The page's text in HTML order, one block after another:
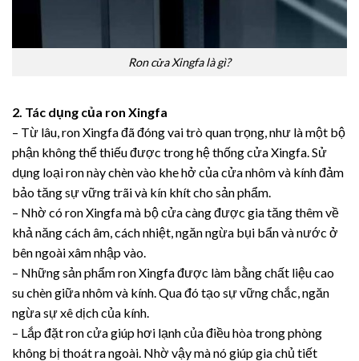
Ron cửa Xingfa là gì?
2. Tác dụng của ron Xingfa
– Từ lâu, ron Xingfa đã đóng vai trò quan trọng, như là một bộ
phận không thể thiếu được trong hệ thống cửa Xingfa. Sử
dụng loại ron này chèn vào khe hở của cửa nhôm và kính đảm
bảo tăng sự vững trãi và kín khít cho sản phẩm.
– Nhờ có ron Xingfa mà bộ cửa càng được gia tăng thêm về
khả năng cách âm, cách nhiệt, ngăn ngừa bụi bẩn và nước ở
bên ngoài xâm nhập vào.
– Những sản phẩm ron Xingfa được làm bằng chất liệu cao
su chèn giữa nhôm và kính. Qua đó tạo sự vững chắc, ngăn
ngừa sự xê dịch của kính.
– Lắp đặt ron cửa giúp hơi lạnh của điều hòa trong phòng
không bị thoát ra ngoài. Nhờ vậy mà nó giúp gia chủ tiết